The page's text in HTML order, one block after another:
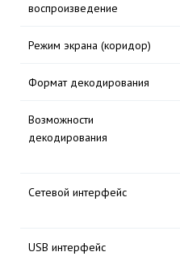
воспроизведение
Режим экрана (коридор)
Формат декодирования
Возможности
декодирования
Сетевой интерфейс
USB интерфейс